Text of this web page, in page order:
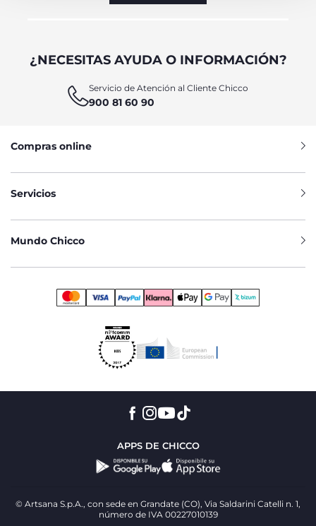
¿NECESITAS AYUDA O INFORMACIÓN?
Servicio de Atención al Cliente Chicco
900 81 60 90
Compras online
Servicios
Mundo Chicco
APPS DE CHICCO
© Artsana S.p.A., con sede en Grandate (CO), Via Saldarini Catelli n. 1,
número de IVA 00227010139